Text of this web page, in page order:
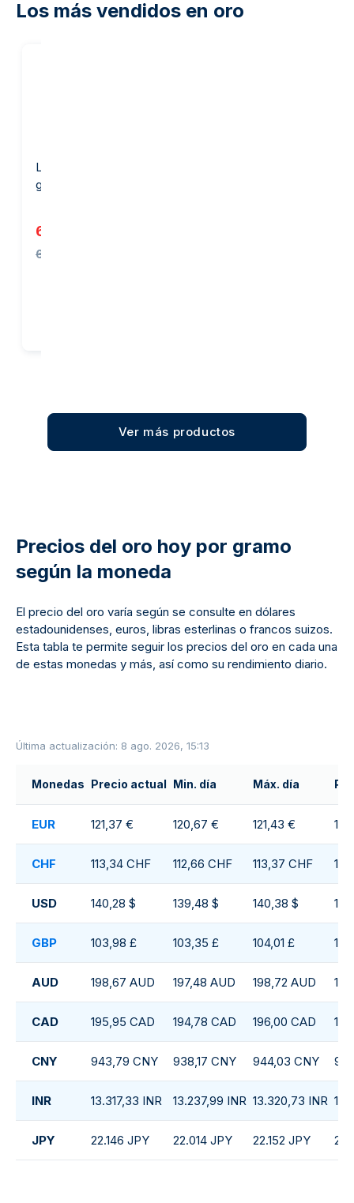
Los más vendidos en oro
Lingote de oro de 50
gramos - PAMP Suisse
6.204,70 €
6.238,00 €
Ver más productos
Precios del oro hoy por gramo
según la moneda
El precio del oro varía según se consulte en dólares
estadounidenses, euros, libras esterlinas o francos suizos.
Esta tabla te permite seguir los precios del oro en cada una
de estas monedas y más, así como su rendimiento diario.
Última actualización: 8 ago. 2026, 15:13
Monedas Precio actual Min. día Máx. día
EUR 121,37 € 120,67 € 121,43 €
CHF 113,34 CHF 112,66 CHF 113,37 CHF
USD 140,28 $ 139,48 $ 140,38 $
GBP 103,98 £ 103,35 £ 104,01 £
AUD 198,67 AUD 197,48 AUD 198,72 AUD
CAD 195,95 CAD 194,78 CAD 196,00 CAD
CNY 943,79 CNY 938,17 CNY 944,03 CNY
INR 13.317,33 INR 13.237,99 INR 13.320,73 INR
JPY 22.146 JPY 22.014 JPY 22.152 JPY